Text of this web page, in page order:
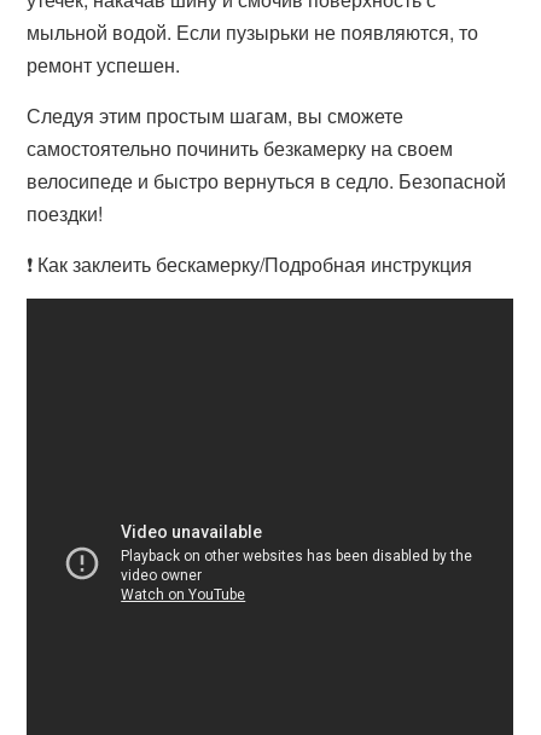
мыльной водой. Если пузырьки не появляются, то
ремонт успешен.
Следуя этим простым шагам, вы сможете
самостоятельно починить безкамерку на своем
велосипеде и быстро вернуться в седло. Безопасной
поездки!
❗ Как заклеить бескамерку/Подробная инструкция